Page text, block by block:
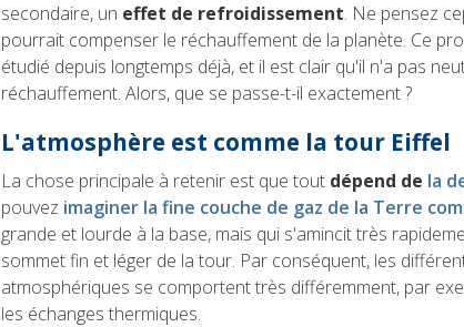
secondaire, un effet de refroidissement. Ne pensez
pourrait compenser le réchauffement de la planète. Ce
étudié depuis longtemps déjà, et il est clair qu'il n'a pas
réchauffement. Alors, que se passe-t-il exactement ?
L'atmosphère est comme la tour Eiffel
La chose principale à retenir est que tout dépend de la
pouvez imaginer la fine couche de gaz de la Terre
grande et lourde à la base, mais qui s'amincit très
sommet fin et léger de la tour. Par conséquent, les
atmosphériques se comportent très différemment, par
les échanges thermiques.